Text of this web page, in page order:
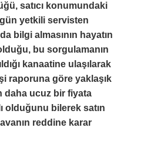
satıcı konumundaki
gün yetkili servisten
bilgi almasının hayatın
bu sorgulamanın
kanaatine ulaşılarak
raporuna göre yaklaşık
daha ucuz bir fiyata
olduğunu bilerek satın
reddine karar